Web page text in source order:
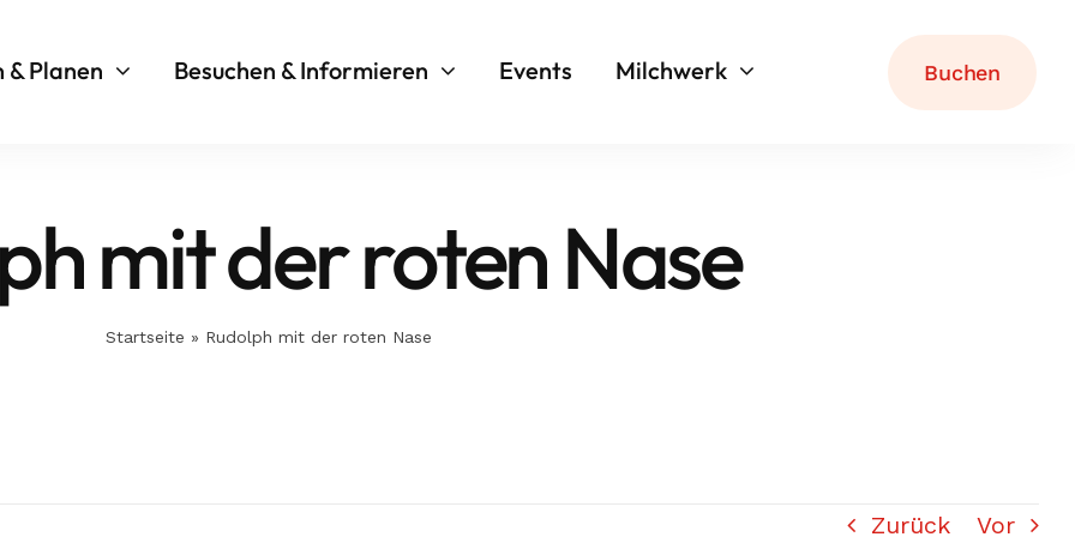
Planen Besuchen & Informieren Events Milchwerk Buchen
mit der roten Nase
Startseite » Rudolph mit der roten Nase
Zurück Vor